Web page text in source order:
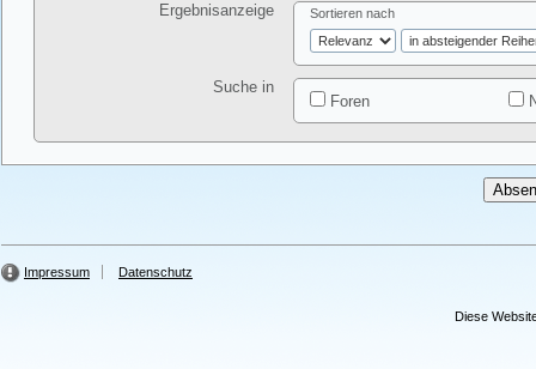
Ergebnisanzeige Sortieren nach
Suche in
Foren
Impressum Datenschutz
Diese